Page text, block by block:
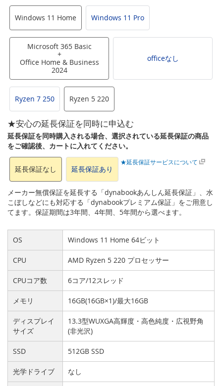
Windows 11 Home Windows 11 Pro
Microsoft 365 Basic
+
Office Home & Business
2024
officeなし
Ryzen 7 250 Ryzen 5 220
★安心の延長保証を同時に申込む
延長保証を同時購入される場合、選択されている延長保証の商品
をご確認後、カートに入れてください。
延長保証なし 延長保証あり
★延長保証サービスについて
メーカー無償保証を延長する「dynabookあんしん延長保証」、水
こぼしなどにも対応する「dynabookプレミアム保証」をご用意し
てます。保証期間は3年間、4年間、5年間から選べます。
OS Windows 11 Home 64ビット
CPU AMD Ryzen 5 220 プロセッサー
CPUコア数 6コア/12スレッド
メモリ 16GB(16GB×1)/最大16GB
ディスプレイ
サイズ
13.3型WUXGA高輝度・高色純度・広視野角
(非光沢)
SSD 512GB SSD
光学ドライブ なし